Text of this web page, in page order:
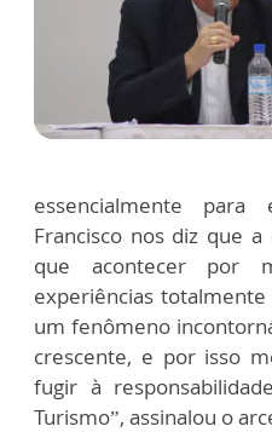
essencialmente
Francisco nos diz que a
que acontecer por
experiências
um fenômeno
crescente, e por isso
fugir à
Turismo”, assinalou o